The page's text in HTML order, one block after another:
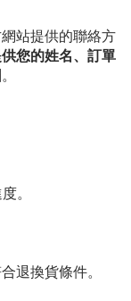
站提供的聯絡方
您的姓名、訂單
。
。
退換貨條件。